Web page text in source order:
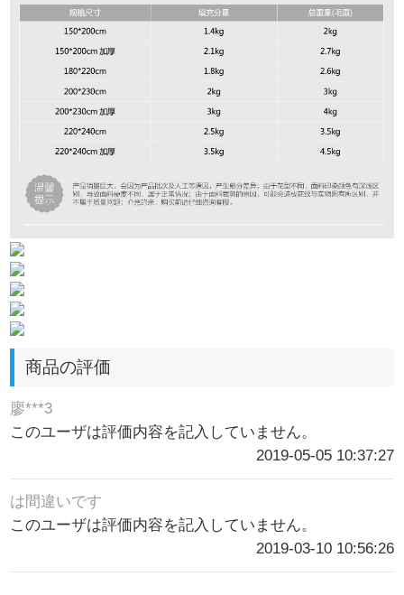
商品の評価
廖***3
このユーザは評価内容を記入していません。
2019-05-05 10:37:27
は間違いです
このユーザは評価内容を記入していません。
2019-03-10 10:56:26